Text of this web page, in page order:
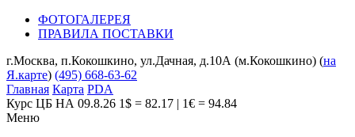
ФОТОГАЛЕРЕЯ
ПРАВИЛА ПОСТАВКИ
г.Москва, п.Кокошкино, ул.Дачная, д.10А (м.Кокошкино) (на
Я.карте) (495) 668-63-62
Главная Карта PDA
Курс ЦБ НА 09.8.26 1$ = 82.17 | 1€ = 94.84
Меню